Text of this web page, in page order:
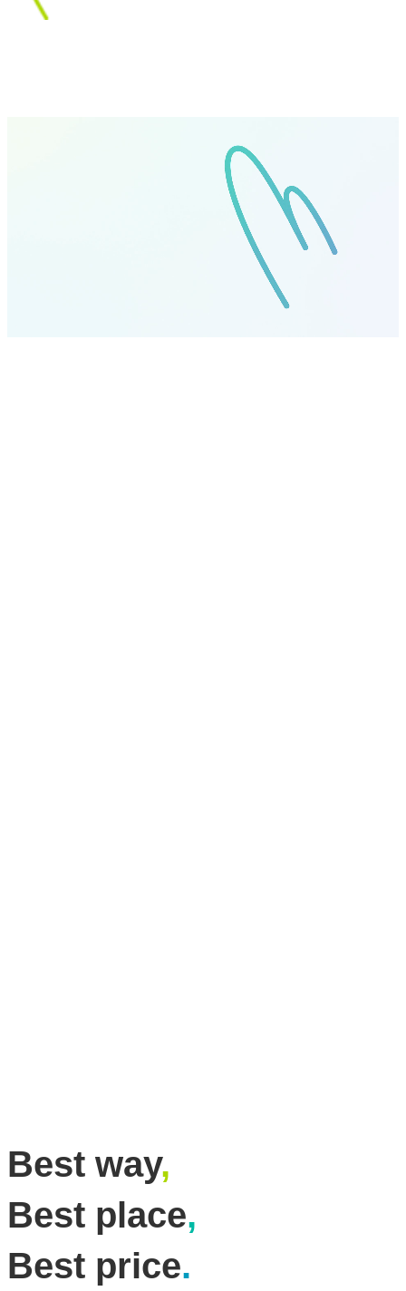
Best way,
Best place,
Best price.